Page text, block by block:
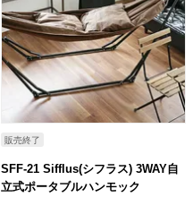
販売終了
SFF-21 Sifflus(シフラス) 3WAY自
立式ポータブルハンモック